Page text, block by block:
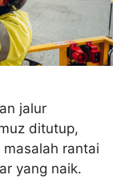
jalur
ditutup,
rantai
yang naik.